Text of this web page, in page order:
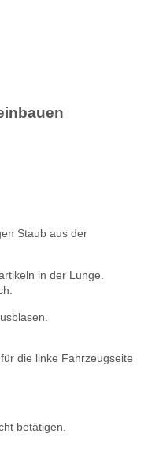
Staub aus der
in der Lunge.
die linke Fahrzeugseite
betätigen.